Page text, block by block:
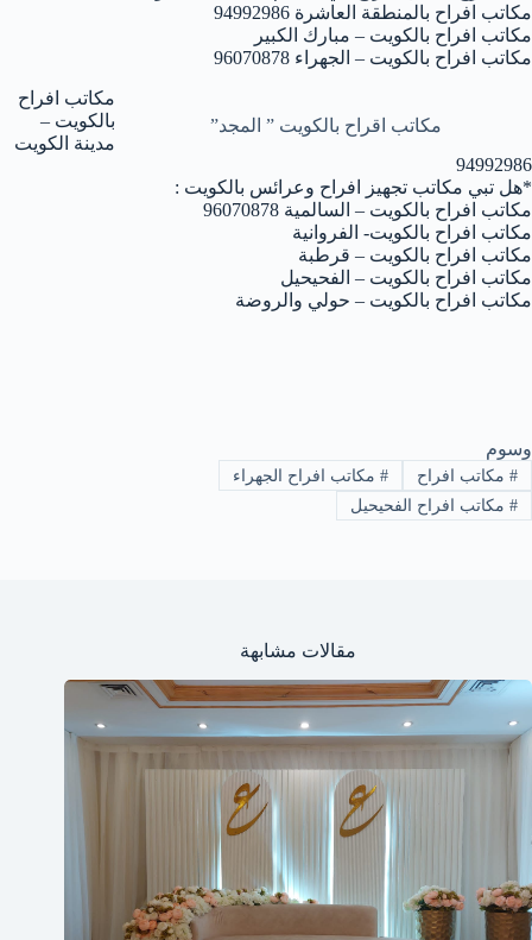
مكاتب افراح بالمنطقة العاشرة 94992986
مكاتب افراح بالكويت – مبارك الكبير
مكاتب افراح بالكويت – الجهراء 96070878
مكاتب اقراح بالكويت ” المجد”
مكاتب افراح
بالكويت –
مدينة الكويت
94992986
*هل تبي مكاتب تجهيز افراح وعرائس بالكويت :
مكاتب افراح بالكويت – السالمية 96070878
مكاتب افراح بالكويت- الفروانية
مكاتب افراح بالكويت – قرطبة
مكاتب افراح بالكويت – الفحيحيل
مكاتب افراح بالكويت – حولي والروضة
وسوم
#مكاتب افراح #مكاتب افراح الجهراء
#مكاتب افراح الفحيحيل
مقالات مشابهة